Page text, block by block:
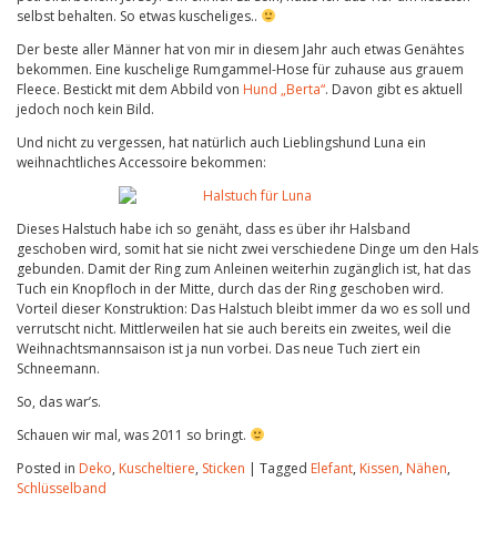
selbst behalten. So etwas kuscheliges..
Der beste aller Männer hat von mir in diesem Jahr auch etwas Genähtes
bekommen. Eine kuschelige Rumgammel-Hose für zuhause aus grauem
Fleece. Bestickt mit dem Abbild von Hund „Berta“. Davon gibt es aktuell
jedoch noch kein Bild.
Und nicht zu vergessen, hat natürlich auch Lieblingshund Luna ein
weihnachtliches Accessoire bekommen:
Dieses Halstuch habe ich so genäht, dass es über ihr Halsband
geschoben wird, somit hat sie nicht zwei verschiedene Dinge um den Hals
gebunden. Damit der Ring zum Anleinen weiterhin zugänglich ist, hat das
Tuch ein Knopfloch in der Mitte, durch das der Ring geschoben wird.
Vorteil dieser Konstruktion: Das Halstuch bleibt immer da wo es soll und
verrutscht nicht. Mittlerweilen hat sie auch bereits ein zweites, weil die
Weihnachtsmannsaison ist ja nun vorbei. Das neue Tuch ziert ein
Schneemann.
So, das war’s.
Schauen wir mal, was 2011 so bringt.
Posted in Deko, Kuscheltiere, Sticken | Tagged Elefant, Kissen, Nähen,
Schlüsselband